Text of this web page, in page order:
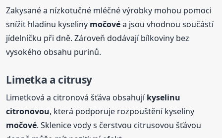
Zakysané a nízkotučné mléčné výrobky mohou pomoci
snížit hladinu kyseliny močovéa jsou vhodnou součástí
jídelníčku při dně. Zároveň dodávají bílkoviny bez
vysokého obsahu purinů.
Limetka a citrusy
Limetková a citronová šťáva obsahujíkyselinu
citronovou, která podporuje rozpouštění kyseliny
močové. Sklenice vody s čerstvou citrusovou šťávou